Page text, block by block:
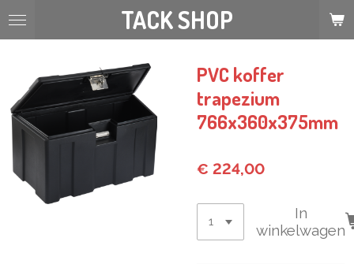
Ga
hoofdinhoud
TACK SHOP
PVC koffer
trapezium
766x360x375mm
€ 224,00
In
winkelwagen